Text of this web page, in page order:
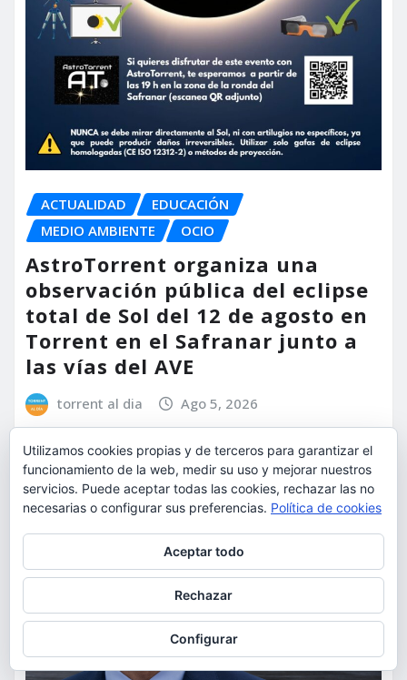
ACTUALIDAD
EDUCACIÓN
MEDIO AMBIENTE
OCIO
AstroTorrent organiza una
observación pública del eclipse
total de Sol del 12 de agosto en
Torrent en el Safranar junto a
las vías del AVE
torrent al dia Ago 5, 2026
Utilizamos cookies propias y de terceros para garantizar el
funcionamiento de la web, medir su uso y mejorar nuestros
servicios. Puede aceptar todas las cookies, rechazar las no
necesarias o configurar sus preferencias. Política de cookies
Aceptar todo
Rechazar
Configurar
Para obtener más información, incluido cómo gestionar las cookies,